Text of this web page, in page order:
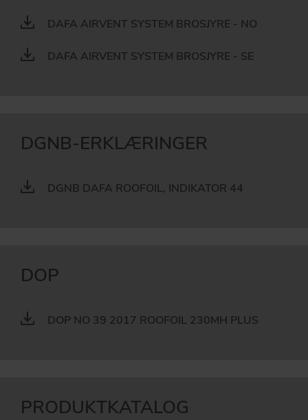
DAFA AIRVENT SYSTEM BROSJYRE - NO
DAFA AIRVENT SYSTEM BROSJYRE - SE
DGNB-ERKLÆRINGER
DGNB DAFA ROOFOIL, INDIKATOR 44
DOP
DOP NO 39 2017 ROOFOIL 230MH PLUS
PRODUKTKATALOG